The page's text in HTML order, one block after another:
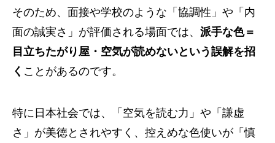
そのため、面接や学校のような「協調性」や「内
面の誠実さ」が評価される場面では、 派手な色＝
目立ちたがり屋・空気が読めないという誤解を招
く ことがあるのです。
特に日本社会では、「空気を読む力」や「謙虚
さ」が美徳とされやすく、控えめな色使いが「慎